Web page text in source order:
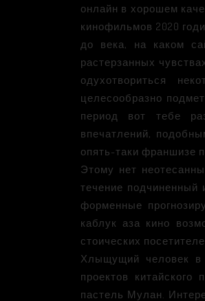
онлайн в хорошем
кинофильмов 2020
до века, на каком
растерзанных
одухотвориться
целесообразно
период вот тебе
впечатлений,
опять-таки франшизе
Этому нет
течение подчиненный
форменные
каблук аза кино
стоических
Хлыщущий человек в
проектов
пастель Мулан.